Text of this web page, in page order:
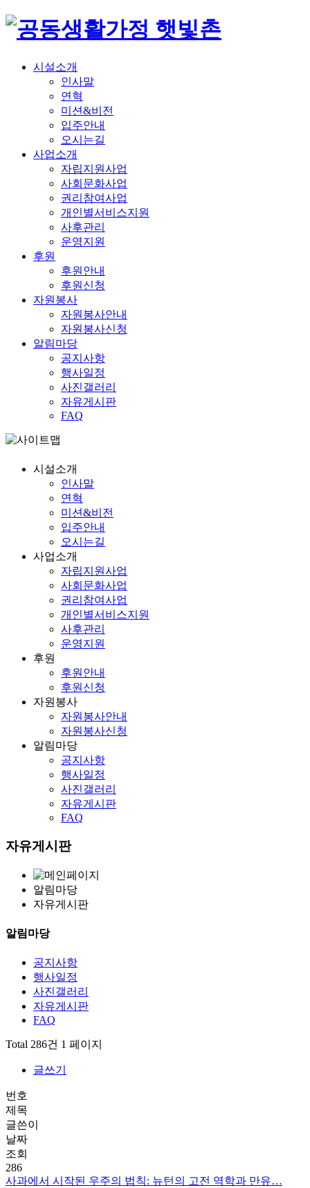
시설소개
인사말
연혁
미션&비전
입주안내
오시는길
사업소개
자립지원사업
사회 문화사업
권리 참여사업
개인별서비스지원
사후관리
운영지원
후원
후원안내
후원신청
자원봉사
자원봉사안내
자원봉사신청
알림마당
공지사항
행사일정
사진갤러리
자유게시판
FAQ
시설소개
인사말
연혁
미션&비전
입주안내
오시는길
사업소개
자립지원사업
사회 문화사업
권리 참여사업
개인별서비스지원
사후관리
운영지원
후원
후원안내
후원신청
자원봉사
자원봉사안내
자원봉사신청
알림마당
공지사항
행사일정
사진갤러리
자유게시판
FAQ
자유게시판
알림마당
자유게시판
알림마당
공지사항
행사일정
사진갤러리
자유게시판
FAQ
Total 286건 1 페이지
글쓰기
번호
제목
글쓴이
날짜
조회
286
사과에서 시작된 우주의 법칙: 뉴턴의 고전 역학과 만유…